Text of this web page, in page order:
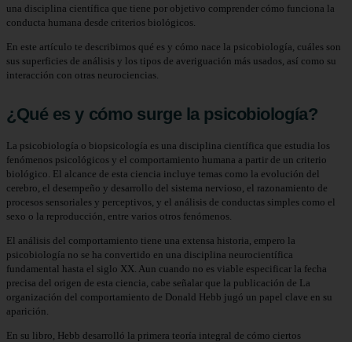
una disciplina científica que tiene por objetivo comprender cómo funciona la
conducta humana desde criterios biológicos.
En este artículo te describimos qué es y cómo nace la psicobiología, cuáles son
sus superficies de análisis y los tipos de averiguación más usados, así como su
interacción con otras neurociencias.
¿Qué es y cómo surge la psicobiología?
La psicobiología o biopsicología es una disciplina científica que estudia los
fenómenos psicológicos y el comportamiento humana a partir de un criterio
biológico. El alcance de esta ciencia incluye temas como la evolución del
cerebro, el desempeño y desarrollo del sistema nervioso, el razonamiento de
procesos sensoriales y perceptivos, y el análisis de conductas simples como el
sexo o la reproducción, entre varios otros fenómenos.
El análisis del comportamiento tiene una extensa historia, empero la
psicobiología no se ha convertido en una disciplina neurocientífica
fundamental hasta el siglo XX. Aun cuando no es viable especificar la fecha
precisa del origen de esta ciencia, cabe señalar que la publicación de La
organización del comportamiento de Donald Hebb jugó un papel clave en su
aparición.
En su libro, Hebb desarrolló la primera teoría integral de cómo ciertos